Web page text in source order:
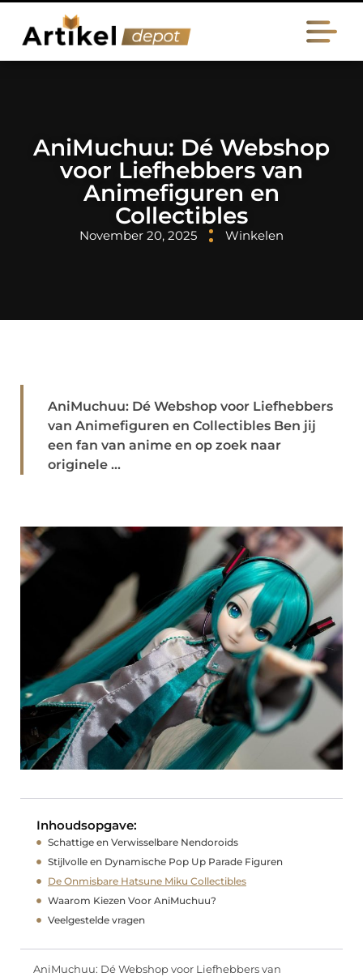
AniMuchuu: Dé Webshop
voor Liefhebbers van
Animefiguren en
Collectibles
November 20, 2025 Winkelen
AniMuchuu: Dé Webshop voor Liefhebbers
van Animefiguren en Collectibles Ben jij
een fan van anime en op zoek naar
originele ...
Inhoudsopgave:
Schattige en Verwisselbare Nendoroids
Stijlvolle en Dynamische Pop Up Parade Figuren
De Onmisbare Hatsune Miku Collectibles
Waarom Kiezen Voor AniMuchuu?
Veelgestelde vragen
AniMuchuu: Dé Webshop voor Liefhebbers van